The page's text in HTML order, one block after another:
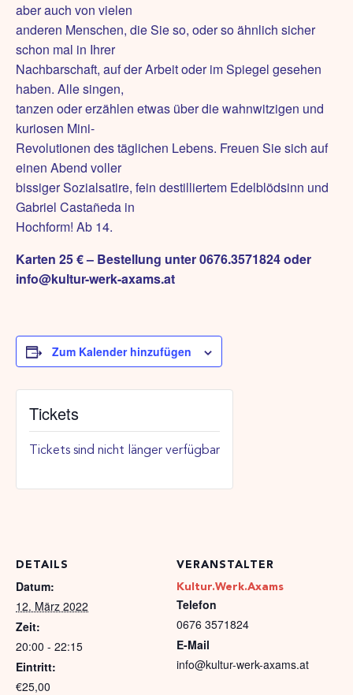
aber auch von vielen
anderen Menschen, die Sie so, oder so ähnlich sicher
schon mal in Ihrer
Nachbarschaft, auf der Arbeit oder im Spiegel gesehen
haben. Alle singen,
tanzen oder erzählen etwas über die wahnwitzigen und
kuriosen Mini-
Revolutionen des täglichen Lebens. Freuen Sie sich auf
einen Abend voller
bissiger Sozialsatire, fein destilliertem Edelblödsinn und
Gabriel Castañeda in
Hochform! Ab 14.
Karten 25 € – Bestellung unter 0676.3571824 oder
info@kultur-werk-axams.at
Zum Kalender hinzufügen
DETAILS
Datum:
12. März 2022
Zeit:
20:00 - 22:15
Eintritt:
€25,00
VERANSTALTER
Kultur.Werk.Axams
Telefon
0676 3571824
E-Mail
info@kultur-werk-axams.at
Tickets
Tickets sind nicht länger verfügbar